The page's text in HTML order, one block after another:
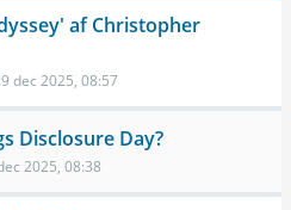
af Christopher
dec 2025, 08:57
Disclosure Day?
2025, 08:38